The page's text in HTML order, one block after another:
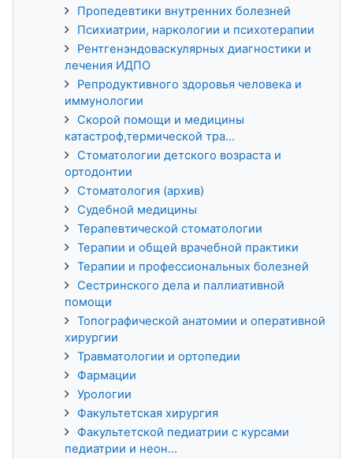
Пропедевтики внутренних болезней
Психиатрии, наркологии и психотерапии
Рентгенэндоваскулярных диагностики и
лечения ИДПО
Репродуктивного здоровья человека и
иммунологии
Скорой помощи и медицины
катастроф,термической тра...
Стоматологии детского возраста и
ортодонтии
Стоматология (архив)
Судебной медицины
Терапевтической стоматологии
Терапии и общей врачебной практики
Терапии и профессиональных болезней
Сестринского дела и паллиативной
помощи
Топографической анатомии и оперативной
хирургии
Травматологии и ортопедии
Фармации
Урологии
Факультетская хирургия
Факультетской педиатрии с курсами
педиатрии и неон...